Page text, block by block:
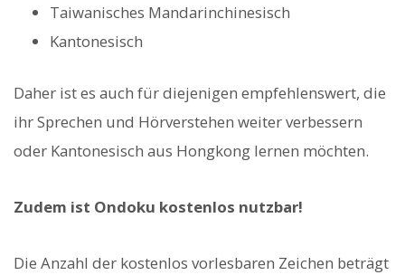
Taiwanisches Mandarinchinesisch
Kantonesisch
Daher ist es auch für diejenigen empfehlenswert, die
ihr Sprechen und Hörverstehen weiter verbessern
oder Kantonesisch aus Hongkong lernen möchten.
Zudem ist Ondoku kostenlos nutzbar!
Die Anzahl der kostenlos vorlesbaren Zeichen beträgt